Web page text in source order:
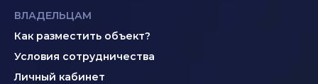
ВЛАДЕЛЬЦАМ
Как разместить объект?
Условия сотрудничества
Личный кабинет